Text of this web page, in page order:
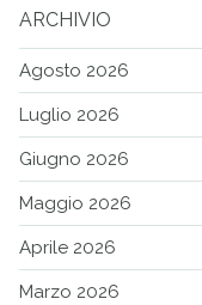
ARCHIVIO
Agosto 2026
Luglio 2026
Giugno 2026
Maggio 2026
Aprile 2026
Marzo 2026